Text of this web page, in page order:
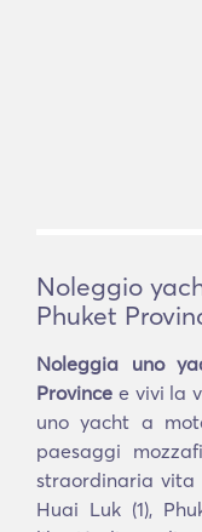
Noleggio
Phuket
Noleggia uno
Province e vivi la
uno yacht a
paesaggi
straordinaria vita
Huai Luk (1),